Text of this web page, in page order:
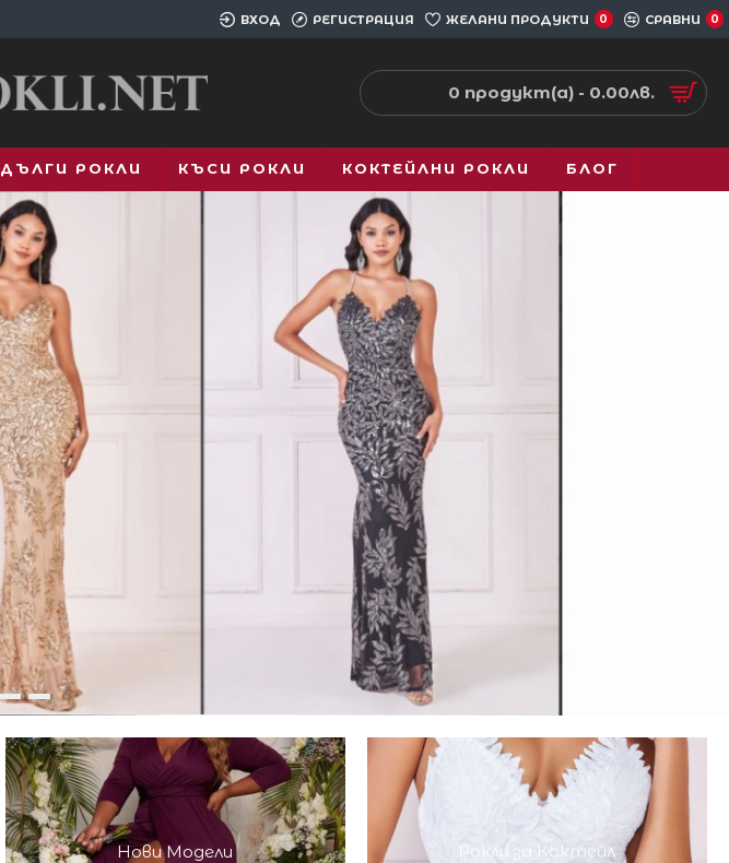
ВХОД РЕГИСТРАЦИЯ ЖЕЛАНИ ПРОДУКТИ 0 СРАВНИ 0
0 продукт(а) - 0.00лв.
ДЪЛГИ РОКЛИ КЪСИ РОКЛИ КОКТЕЙЛНИ РОКЛИ БЛОГ
Нови Модели Рокли за Коктейл